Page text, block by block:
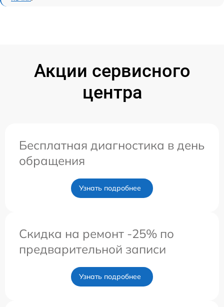
Акции сервисного
центра
Бесплатная диагностика в день
обращения
Узнать подробнее
Скидка на ремонт -25% по
предварительной записи
Узнать подробнее